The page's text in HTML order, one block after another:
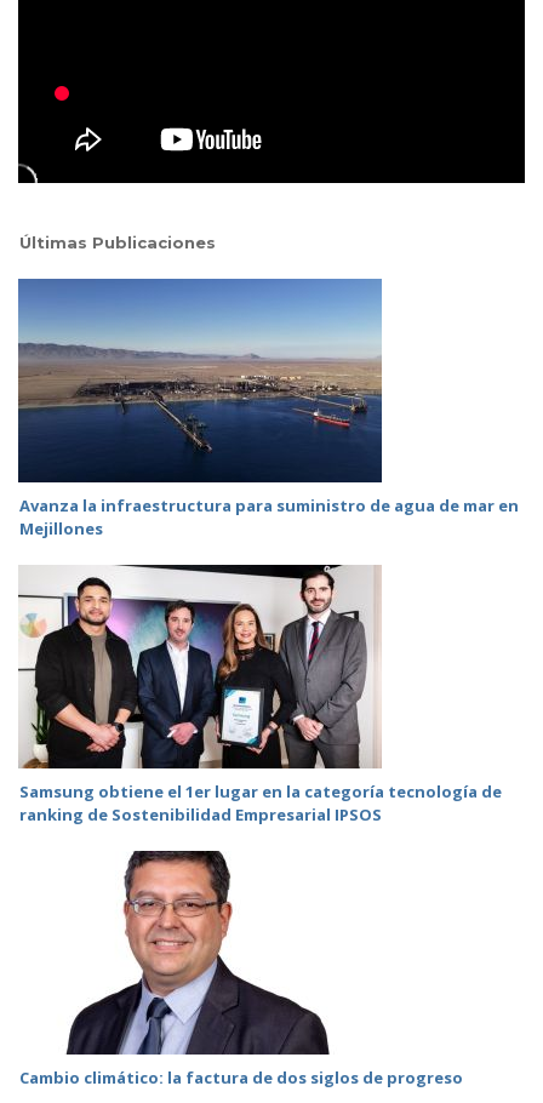
Últimas Publicaciones
Avanza la infraestructura para suministro de agua de mar en
Mejillones
Samsung obtiene el 1er lugar en la categoría tecnología de
ranking de Sostenibilidad Empresarial IPSOS
Cambio climático: la factura de dos siglos de progreso